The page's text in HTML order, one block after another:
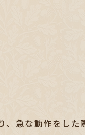
急な動作をし